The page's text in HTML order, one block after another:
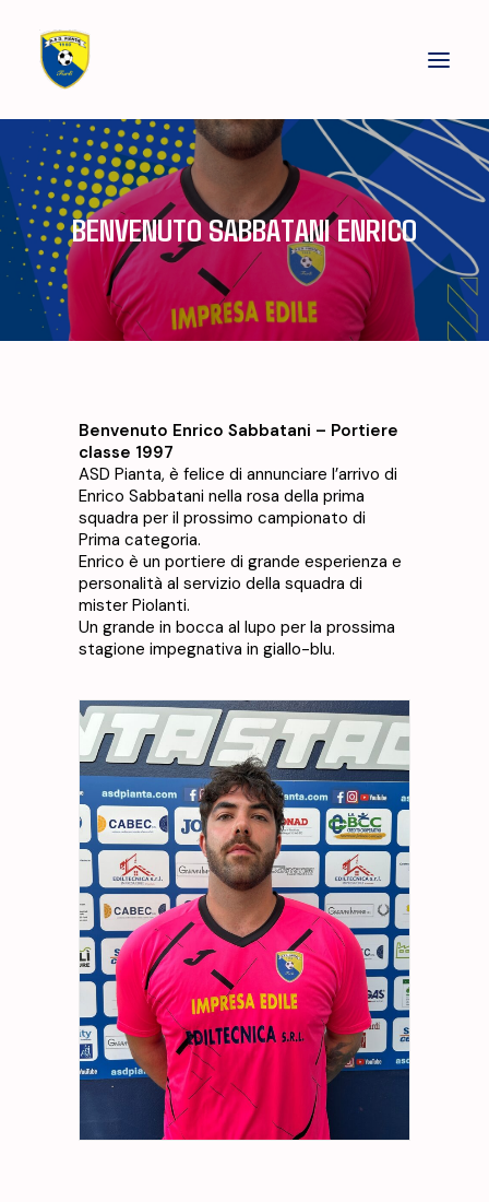
LE NOSTRE SQUADRE
SOCIETÀ
STAGIONE SPORTIVA
ALLENAMENTI
NEWS
SPONSOR
STORE
PIANTA CLUB
DOWNLOAD
CONTATTI
PRENOTA I CAMPI
BENVENUTO SABBATANI ENRICO
Benvenuto Enrico Sabbatani – Portiere
classe 1997
ASD Pianta, è felice di annunciare l’arrivo di
Enrico Sabbatani nella rosa della prima
squadra per il prossimo campionato di
Prima categoria.
Enrico è un portiere di grande esperienza e
personalità al servizio della squadra di
mister Piolanti.
Un grande in bocca al lupo per la prossima
stagione impegnativa in giallo-blu.